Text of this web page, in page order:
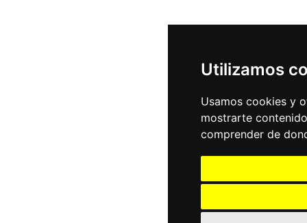
Utilizamos
Usamos cookies y
mostrarte
comprender de